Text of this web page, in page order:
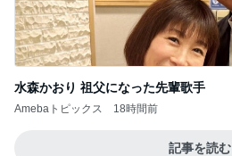
水森かおり 祖父になった先輩歌手
Amebaトピックス 18時間前
記事を読む